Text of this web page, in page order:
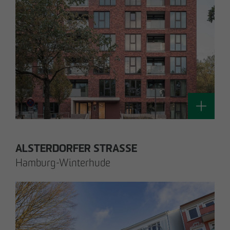
Silke Witt
Sen. Technische Projektleiterin
Technik / Nachhaltiges Bauen und
Zertifizierung
switt@otto-wulff.de
ALSTERDORFER STRASSE
Hamburg-Winterhude